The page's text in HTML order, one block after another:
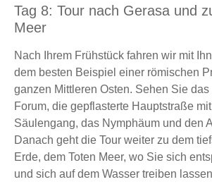
Tag 8: Tour nach Gerasa und
Meer
Nach Ihrem Frühstück fahren wir mit
dem besten Beispiel einer römischen
ganzen Mittleren Osten. Sehen Sie
Forum, die gepflasterte Hauptstraße
Säulengang, das Nymphäum und den
Danach geht die Tour weiter zu dem
Erde, dem Toten Meer, wo Sie sich
und sich auf dem Wasser treiben